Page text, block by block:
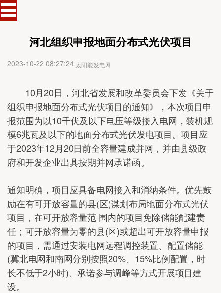
河北组织申报地面分布式光伏项目
2023-10-22 08:27:24 太阳能发电网
10月20日，河北省发展和改革委员会下发《关于
组织申报地面分布式光伏项目的通知》，本次项目申
报范围为以10千伏及以下电压等级接入电网，装机规
模6兆瓦及以下的地面分布式光伏发电项目。项目应
于2023年12月20日前全容量建成并网，并由县级政
府和开发企业出具按期并网承诺函。
通知明确，项目应具备电网接入和消纳条件。优先鼓
励在有可开放容量的县(区)谋划布局地面分布式光伏
项目，在可开放容量范 围内的项目免除储能配建责
任；可开放容量为零的县(区)或超出可开放容量申报
的项目，需通过安装电网远程调控装置、配置储能
(冀北电网和南网分别按照20%、15%比例配置，时
长不低于2小时)、承诺参与调峰等方式开展项目建
设。